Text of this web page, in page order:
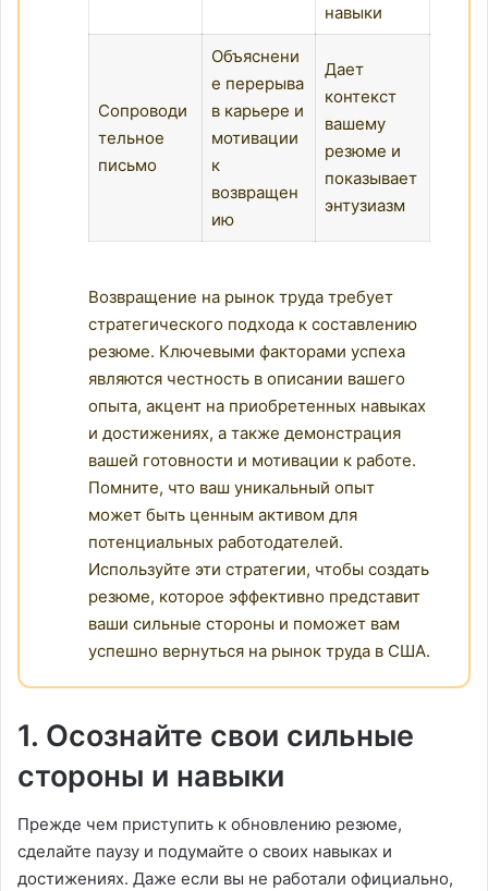
навыки
Сопроводи
тельное
письмо
Объяснени
е перерыва
в карьере и
мотивации
к
возвращен
ию
Дает
контекст
вашему
резюме и
показывает
энтузиазм
Возвращение на рынок труда требует
стратегического подхода к составлению
резюме. Ключевыми факторами успеха
являются честность в описании вашего
опыта, акцент на приобретенных навыках
и достижениях, а также демонстрация
вашей готовности и мотивации к работе.
Помните, что ваш уникальный опыт
может быть ценным активом для
потенциальных работодателей.
Используйте эти стратегии, чтобы создать
резюме, которое эффективно представит
ваши сильные стороны и поможет вам
успешно вернуться на рынок труда в США.
1. Осознайте свои сильные
стороны и навыки
Прежде чем приступить к обновлению резюме,
сделайте паузу и подумайте о своих навыках и
достижениях. Даже если вы не работали официально,